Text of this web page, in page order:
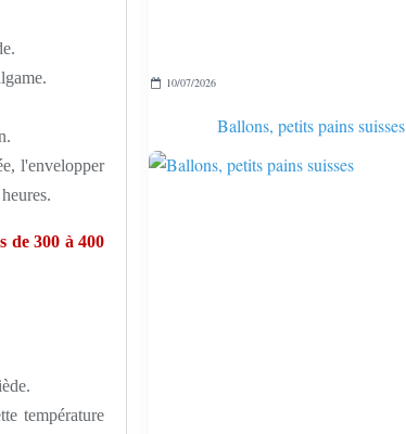
l'envelopper
de 300 à 400
température
10/07/2026
Ballons, petits pains suisses